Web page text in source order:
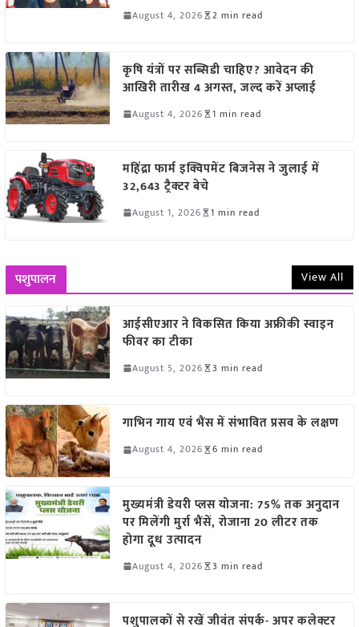
August 4, 2026 2 min read
कृषि यंत्रों पर सब्सिडी चाहिए? आवेदन की
आखिरी तारीख 4 अगस्त, जल्द करें अप्लाई
August 4, 2026 1 min read
महिंद्रा फार्म इक्विपमेंट बिजनेस ने जुलाई में
32,643 ट्रैक्टर बेचे
August 1, 2026 1 min read
पशुपालन View All
आईसीएआर ने विकसित किया अफ्रीकी स्वाइन
फीवर का टीका
August 5, 2026 3 min read
गाभिन गाय एवं भैंस में संभावित प्रसव के लक्षण
August 4, 2026 6 min read
मुख्यमंत्री डेयरी प्लस योजना: 75% तक अनुदान
पर मिलेंगी मुर्रा भैंसें, रोजाना 20 लीटर तक
होगा दूध उत्पादन
August 4, 2026 3 min read
पशुपालकों से रखें जीवंत संपर्क- अपर कलेक्टर